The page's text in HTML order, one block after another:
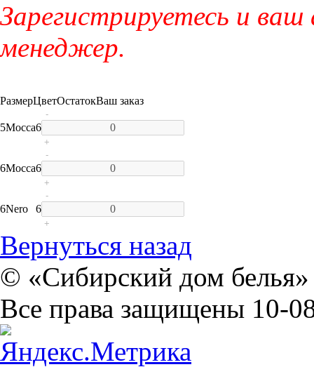
Зарегистрируетесь и
менеджер.
РазмерЦветОстатокВаш заказ
5Mocca6
-
+
6Mocca6
-
+
6Nero 6
-
+
Вернуться назад
© «Сибирский дом белья»
Все права защищены 10-